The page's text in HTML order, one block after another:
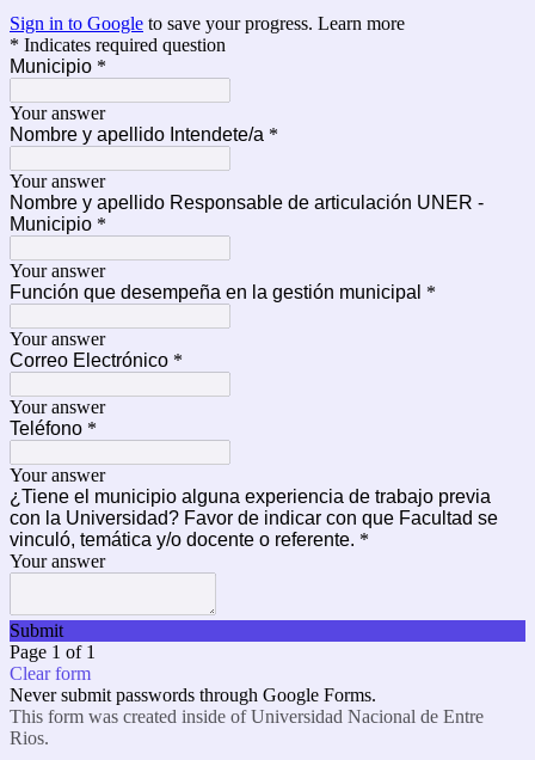
Sign in to Google to save your progress. Learn more
* Indicates required question
Municipio *
Your answer
Nombre y apellido Intendete/a *
Your answer
Nombre y apellido Responsable de articulación UNER -
Municipio *
Your answer
Función que desempeña en la gestión municipal *
Your answer
Correo Electrónico *
Your answer
Teléfono *
Your answer
¿Tiene el municipio alguna experiencia de trabajo previa
con la Universidad? Favor de indicar con que Facultad se
vinculó, temática y/o docente o referente. *
Your answer
Submit
Page 1 of 1
Clear form
Never submit passwords through Google Forms.
This form was created inside of Universidad Nacional de Entre
Rios.